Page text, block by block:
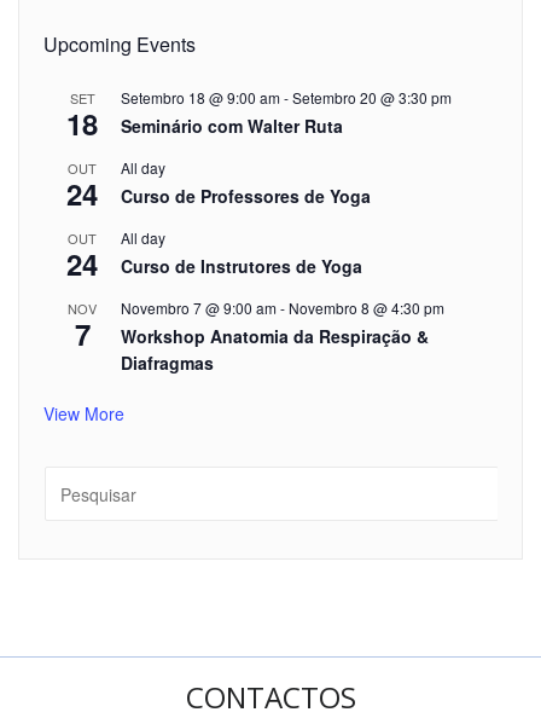
Upcoming Events
SET
18
Setembro 18 @ 9:00 am-Setembro 20 @ 3:30 pm
Seminário com Walter Ruta
OUT
24
All day
Curso de Professores de Yoga
OUT
24
All day
Curso de Instrutores de Yoga
NOV
7
Novembro 7 @ 9:00 am- Novembro 8 @ 4:30 pm
Workshop Anatomia da Respiração &
Diafragmas
View More
CONTACTOS